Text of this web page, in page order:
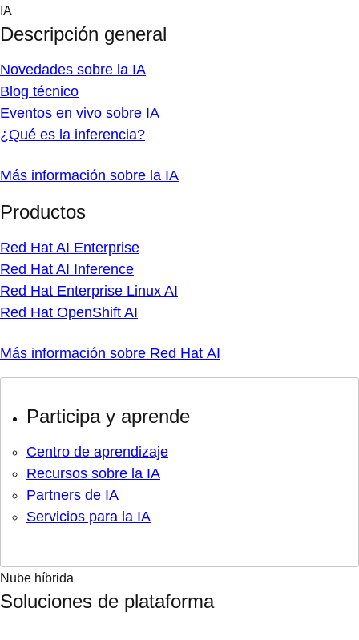
Skip
content
IA
Descripción general
Novedades sobre la IA
Blog técnico
Eventos en vivo sobre IA
¿Qué es la inferencia?
Más información sobre la IA
Productos
Red Hat AI Enterprise
Red Hat AI Inference
Red Hat Enterprise Linux AI
Red Hat OpenShift AI
Más información sobre Red Hat AI
Participa y aprende
Centro de aprendizaje
Recursos sobre la IA
Partners de IA
Servicios para la IA
Nube híbrida
Soluciones de plataforma